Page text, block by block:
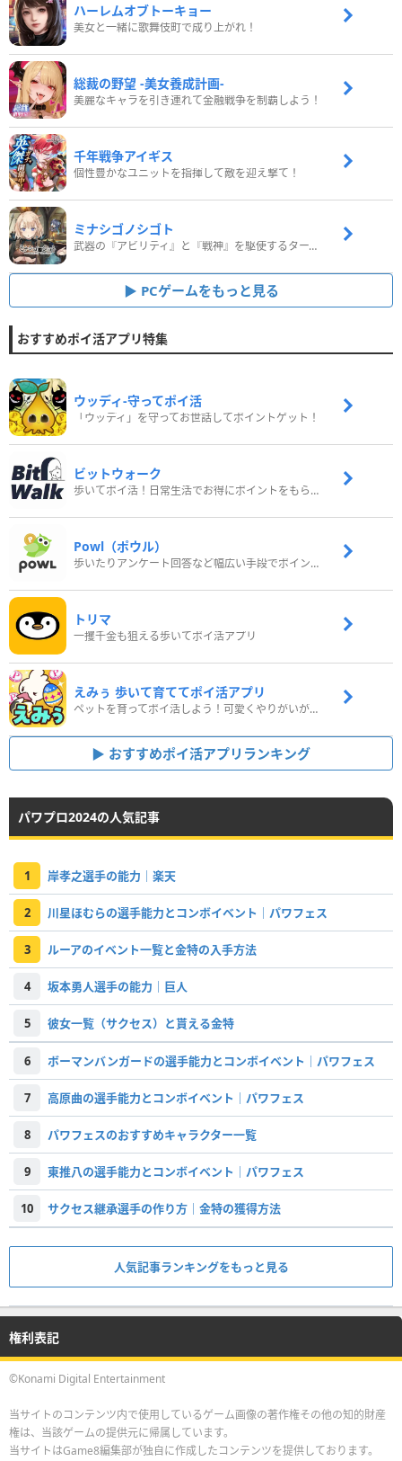
ハーレムオブトーキョー
美女と一緒に歌舞伎町で成り上がれ！
総裁の野望 -美女養成計画-
美麗なキャラを引き連れて金融戦争を制覇しよう！
千年戦争アイギス
個性豊かなユニットを指揮して敵を迎え撃て！
ミナシゴノシゴト
武器の『アビリティ』と『戦神』を駆使するターン制コマンドバトルRPG！
PCゲームをもっと見る
おすすめポイ活アプリ特集
ウッディ‐守ってポイ活
「ウッディ」を守ってお世話してポイントゲット！
ビットウォーク
歩いてポイ活！日常生活でお得にポイントをもらおう
Powl（ポウル）
歩いたりアンケート回答など幅広い手段でポイントをゲット
トリマ
一攫千金も狙える歩いてポイ活アプリ
えみぅ 歩いて育ててポイ活アプリ
ペットを育ってポイ活しよう！可愛くやりがいがある新感覚アプリ
おすすめポイ活アプリランキング
パワプロ2024の人気記事
1 岸孝之選手の能力｜楽天
2 川星ほむらの選手能力とコンボイベント｜パワフェス
3 ルーアのイベント一覧と金特の入手方法
4 坂本勇人選手の能力｜巨人
5 彼女一覧（サクセス）と貰える金特
6 ボーマンバンガードの選手能力とコンボイベント｜パワフェス
7 高原曲の選手能力とコンボイベント｜パワフェス
8 パワフェスのおすすめキャラクター一覧
9 東推八の選手能力とコンボイベント｜パワフェス
10 サクセス継承選手の作り方｜金特の獲得方法
人気記事ランキングをもっと見る
権利表記
©Konami Digital Entertainment
当サイトのコンテンツ内で使用しているゲーム画像の著作権その他の知的財産
権は、当該ゲームの提供元に帰属しています。
当サイトはGame8編集部が独自に作成したコンテンツを提供しております。